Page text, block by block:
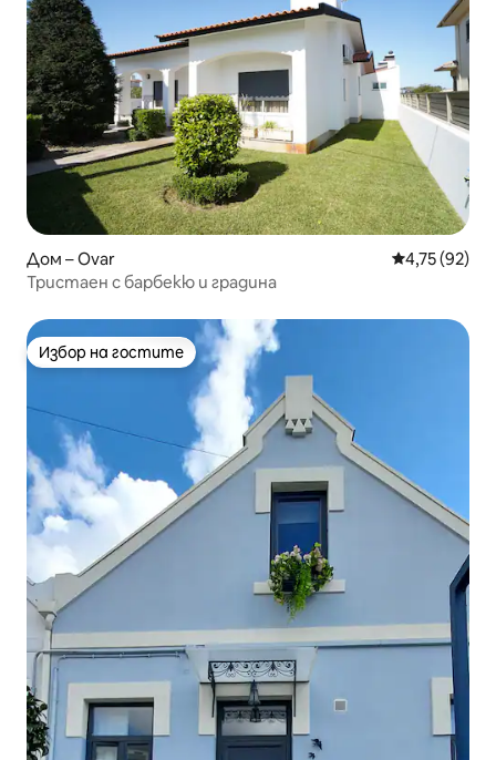
Дом – Ovar Средна
4,75 (92)
Тристаен с барбекю и градина
Избор на гостите
Избор на гостите